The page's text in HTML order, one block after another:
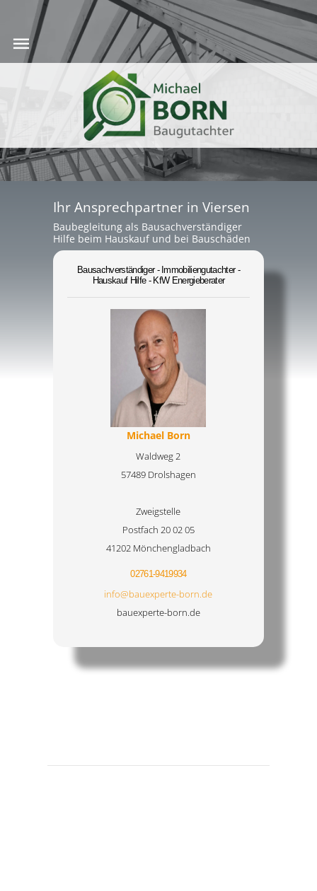
Ihr Ansprechpartner in Viersen
Baubegleitung als Bausachverständiger
Hilfe beim Hauskauf und bei Bauschäden
Bausachverständiger - Immobiliengutachter -
Hauskauf Hilfe - KfW Energieberater
Michael Born
Waldweg 2
57489 Drolshagen
Zweigstelle
Postfach 20 02 05
41202 Mönchengladbach
02761-9419934
info@bauexperte-born.de
bauexperte-born.de